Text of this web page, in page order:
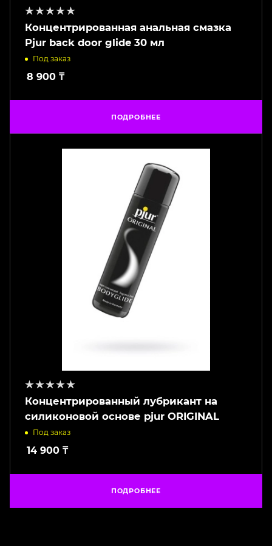
Концентрированная анальная смазка
Pjur back door glide 30 мл
Под заказ
8 900 ₸
ПОДРОБНЕЕ
Концентрированный лубрикант на
силиконовой основе pjur ORIGINAL
Под заказ
14 900 ₸
ПОДРОБНЕЕ